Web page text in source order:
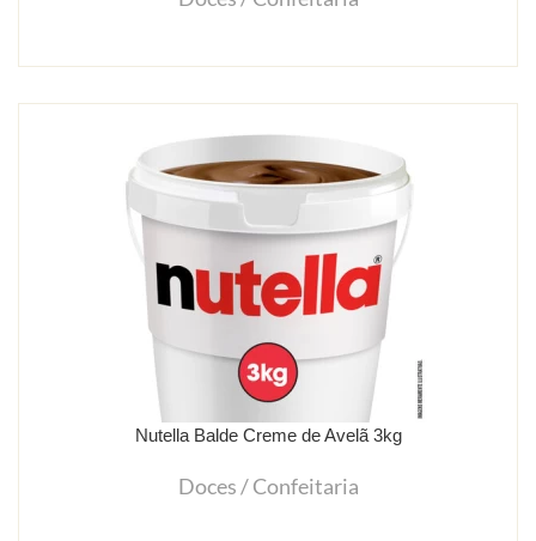
Nutella Balde Creme de Avelã 3kg
Doces / Confeitaria